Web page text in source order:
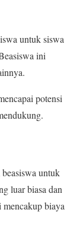
untuk siswa
ini
potensi
untuk
luar biasa dan
biaya